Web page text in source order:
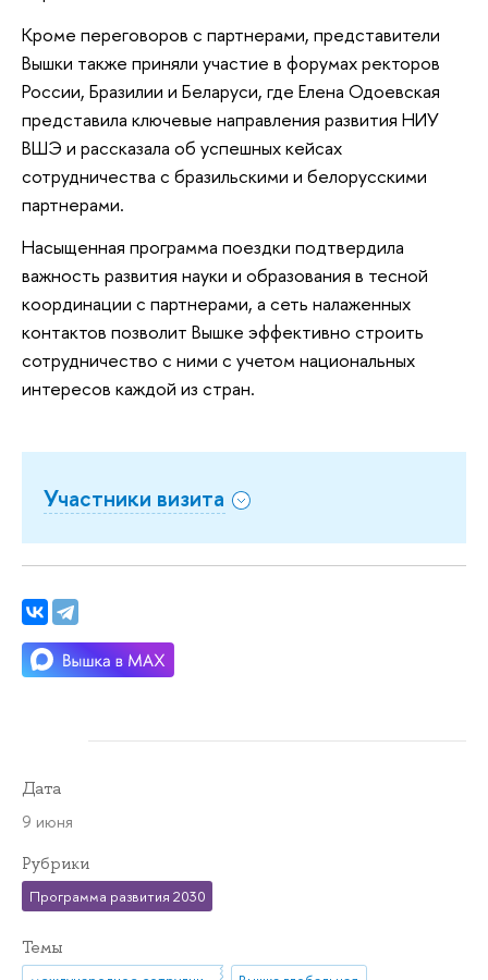
Кроме переговоров с партнерами, представители
Вышки также приняли участие в форумах ректоров
России, Бразилии и Беларуси, где Елена Одоевская
представила ключевые направления развития НИУ
ВШЭ и рассказала об успешных кейсах
сотрудничества с бразильскими и белорусскими
партнерами.
Насыщенная программа поездки подтвердила
важность развития науки и образования в тесной
координации с партнерами, а сеть налаженных
контактов позволит Вышке эффективно строить
сотрудничество с ними с учетом национальных
интересов каждой из стран.
Участники визита
Дата
9 июня
Рубрики
Программа развития 2030
Темы